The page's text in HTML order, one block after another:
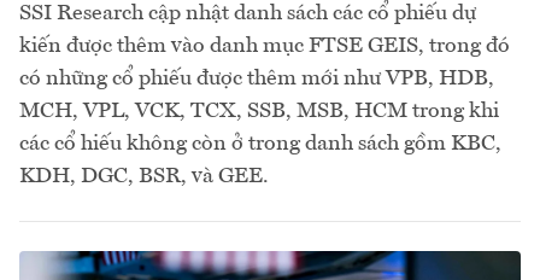
SSI Research cập nhật danh sách các cổ phiếu dự
kiến được thêm vào danh mục FTSE GEIS, trong đó
có những cổ phiếu được thêm mới như VPB, HDB,
MCH, VPL, VCK, TCX, SSB, MSB, HCM trong khi
các cổ hiếu không còn ở trong danh sách gồm KBC,
KDH, DGC, BSR, và GEE.